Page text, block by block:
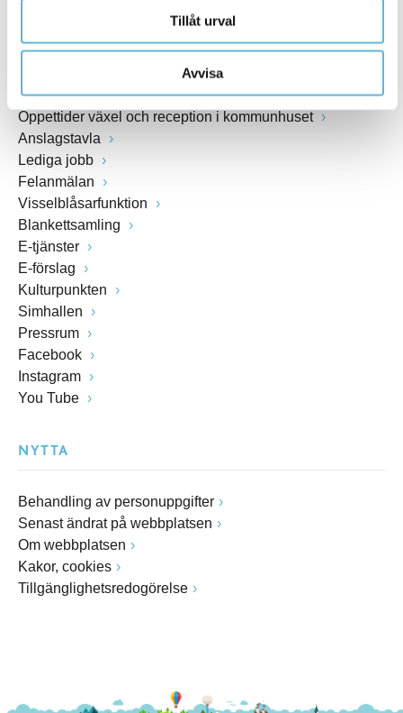
Tillåt urval
Avvisa
Öppettider växel och reception i kommunhuset
Anslagstavla
Lediga jobb
Felanmälan
Visselblåsarfunktion
Blankettsamling
E-tjänster
E-förslag
Kulturpunkten
Simhallen
Pressrum
Facebook
Instagram
You Tube
NYTTA
Behandling av personuppgifter
Senast ändrat på webbplatsen
Om webbplatsen
Kakor, cookies
Tillgänglighetsredogörelse